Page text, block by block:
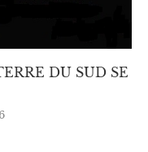
DU SUD SE